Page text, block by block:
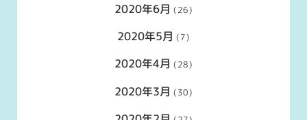
2020年6月 (26)
2020年5月 (7)
2020年4月 (28)
2020年3月 (30)